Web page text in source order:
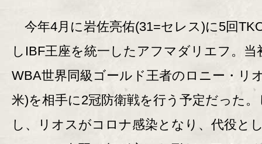
今年4月に岩佐亮佑(31=セレス)に5回
しIBF王座を統一したアフマダリエフ。当
WBA世界同級ゴールド王者のロニー・リ
米)を相手に2冠防衛戦を行う予定だった
し、リオスがコロナ感染となり、代役と